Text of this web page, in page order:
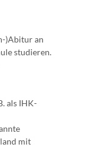
)Abitur an
studieren.
als IHK-
mit